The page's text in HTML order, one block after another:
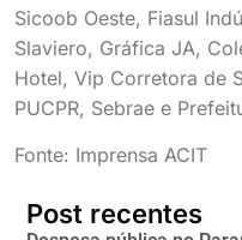
Sicoob Oeste, Fiasul
Slaviero, Gráfica JA,
Hotel, Vip Corretora de
PUCPR, Sebrae e
Fonte: Imprensa ACIT
Post recentes